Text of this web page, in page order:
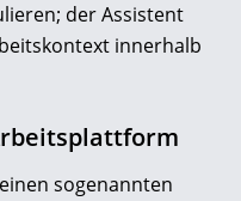
der Assistent
innerhalb
sogenannten